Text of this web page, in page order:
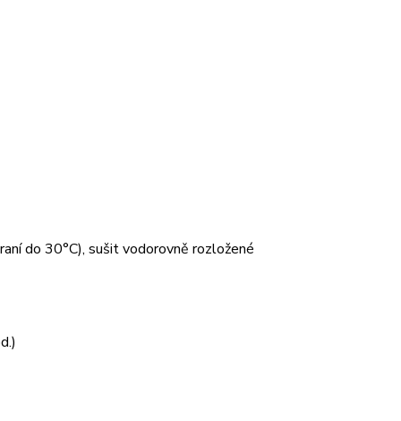
do 30°C), sušit vodorovně rozložené